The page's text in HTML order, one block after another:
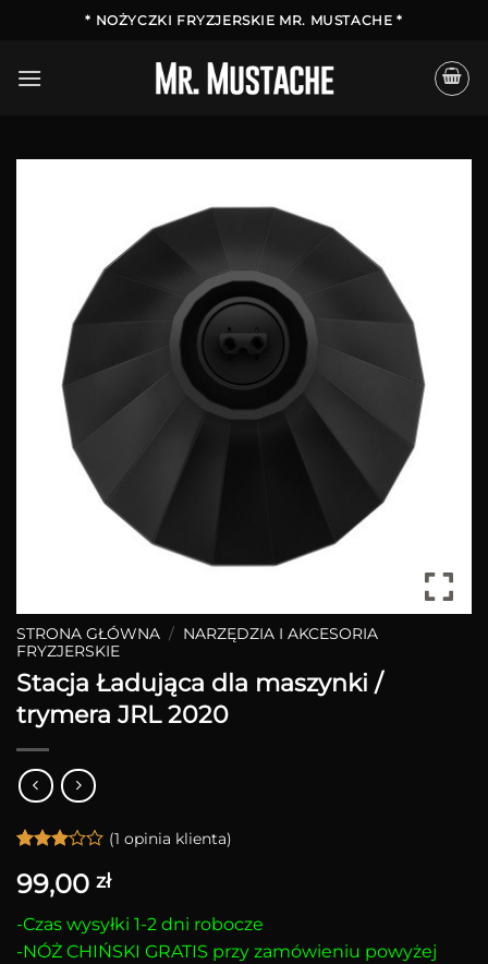
zawartości
* NOŻYCZKI FRYZJERSKIE MR. MUSTACHE *
STRONA GŁÓWNA / NARZĘDZIA I AKCESORIA
FRYZJERSKIE
Stacja Ładująca dla maszynki /
trymera JRL 2020
3na 5
na
podstawie
oceny
klienta
(1 opinia klienta)
99,00 zł
-Czas wysyłki 1-2 dni robocze
-NÓŻ CHIŃSKI GRATIS przy zamówieniu powyżej